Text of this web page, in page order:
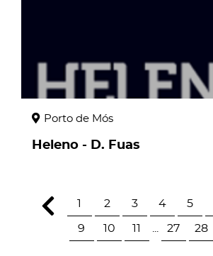
Porto de Mós
Heleno - D. Fuas
1 2 3 4 5
9 10 11 27 28